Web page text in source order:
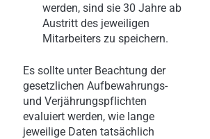
werden, sind sie 30 Jahre ab
Austritt des jeweiligen
Mitarbeiters zu speichern.
Es sollte unter Beachtung der
gesetzlichen Aufbewahrungs-
und Verjährungspflichten
evaluiert werden, wie lange
jeweilige Daten tatsächlich